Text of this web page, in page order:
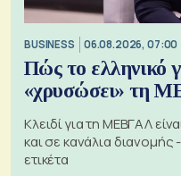
BUSINESS 06.08.2026, 07:00
Πώς το ελληνικό
«χρυσώσει» τη
Κλειδί για τη ΜΕΒΓΑΛ
και σε κανάλια διανομής
ετικέτα